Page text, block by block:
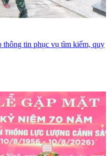
thông tin phục vụ tìm kiếm, quy